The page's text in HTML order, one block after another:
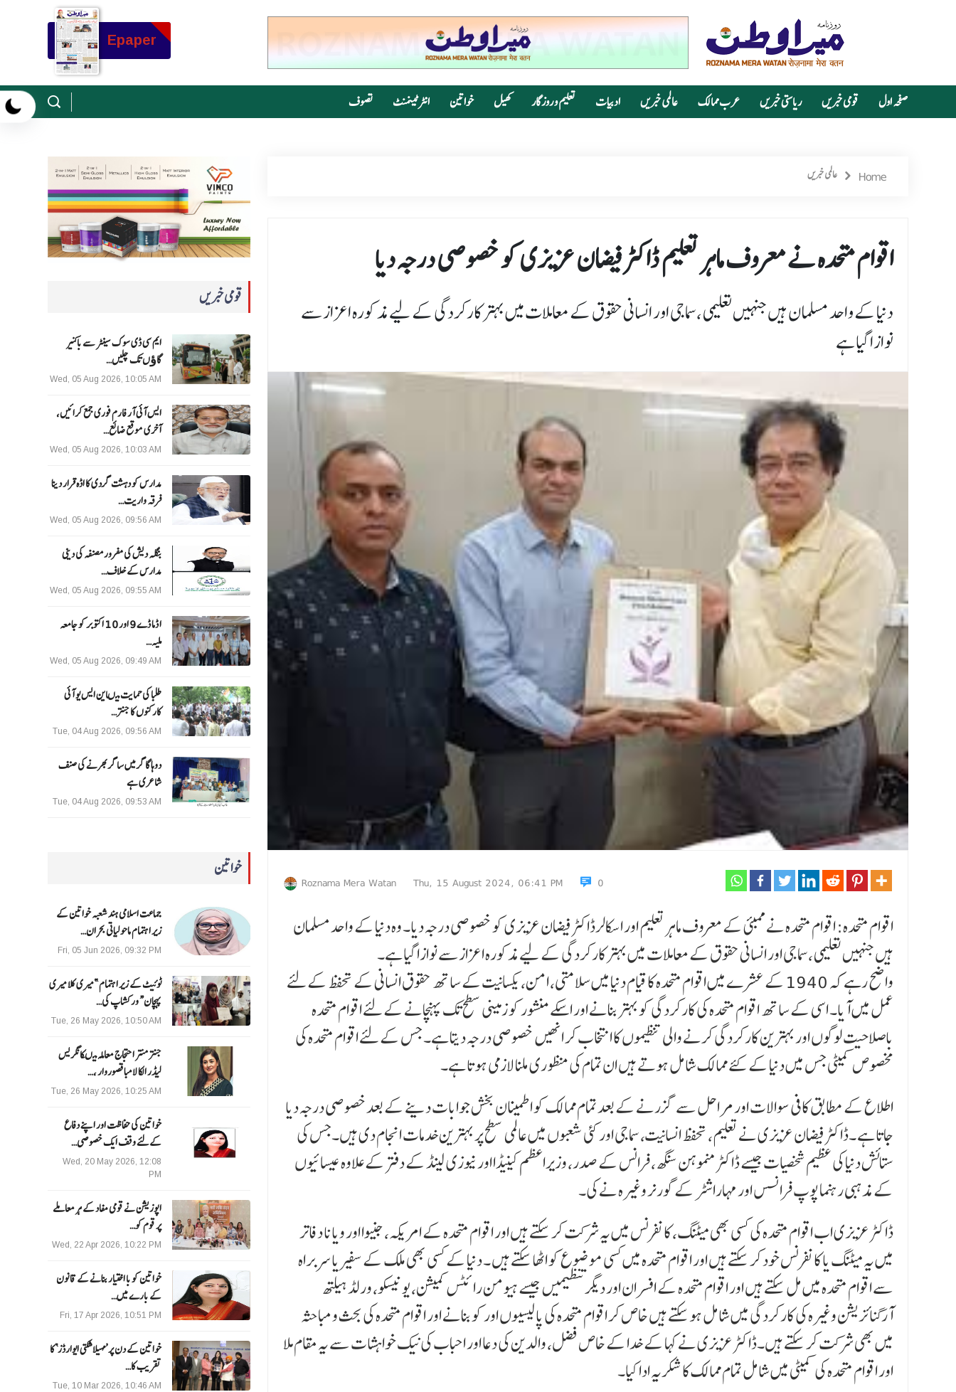
Epaper
صفحہ اول قومی خبریں ریاستی خبریں عرب ممالک عالمی خبریں ادبیات تعلیم و روزگار کھیل خواتین انٹرٹینمنٹ تصوف
قومی خبریں
ایم سی ڈی سوک سینٹر سے باکنیر
گاﺅں تک چلیں…
Wed, 05 Aug 2026, 10:05 AM
ایس آئی آر فارم فوری جمع کرائیں،
آخری موقع ضائع…
Wed, 05 Aug 2026, 10:03 AM
مدارس کو دہشت گردی کا اڈہ قرار دینا
فرقہ واریت…
Wed, 05 Aug 2026, 09:56 AM
بنگلہ دیش کی مفرور مصنفہ کی دینی
مدارس کے خلاف…
Wed, 05 Aug 2026, 09:55 AM
ا ڈما ڈے 9 اور 10 اکتوبر کو جامعہ
ملیہ…
Wed, 05 Aug 2026, 09:49 AM
طلبا کی حمایت میںاین ایس یو آئی
کارکنوں کا جنتر…
Tue, 04 Aug 2026, 09:56 AM
دوہا گاگر میں ساگر بھرنے کی صنف
شاعری ہے
Tue, 04 Aug 2026, 09:53 AM
خواتین
جماعت اسلامی ہند شعبہ خواتین کے
زیر اہتمام ماحولیاتی بحران…
Fri, 05 Jun 2026, 09:32 PM
ٹوئیٹ کے زیر اہتمام ”میری کلا میری
پہچان“ ورکشاپ کی…
Tue, 26 May 2026, 10:50 AM
جنتر منتر احتجاج معاملہ میںکانگریس
لیڈر الکا لامبا قصوروار ،…
Tue, 26 May 2026, 10:25 AM
خواتین کی حفاظت اور اپنے دفاع
کےلئے وقف ایک خصوصی…
Wed, 20 May 2026, 12:08
PM
اپوزیشن نے قومی مفاد کے ہر معاملے
پر قوم کو…
Wed, 22 Apr 2026, 10:22 PM
خواتین کو با اختیار بنانے کے قانون
کے بارے میں…
Fri, 17 Apr 2026, 10:51 PM
خواتین کے دن پر ’مہیلا شکتی ایوارڈز‘ کا
تقریب کا…
Tue, 10 Mar 2026, 10:46 AM
Home عالمی خبریں
اقوام متحدہ نے معروف ماہر تعلیم ڈاکٹر فیضان عزیزی کو خصوصی درجہ دیا
دنیا کے واحد مسلمان ہیں جنہیں تعلیمی ،سماجی اور انسانی حقوق کے معاملات میں بہتر کارکردگی کے لیے مذکورہ اعزازسے
نوازا گیا ہے
Roznama Mera Watan Thu, 15 August 2024, 06:41 PM 0
اقوام متحدہ: اقوام متحدہ نے ممبئی کے معروف ماہر تعلیم اور اسکالرڈاکٹر فیضان عزیزی کو خصوصی درجہ دیا۔ وہ دنیا کے واحد مسلمان
ہیں جنہیں تعلیمی ،سماجی اور انسانی حقوق کے معاملات میں بہتر کارکردگی کے لیے مذکورہ اعزازسے نوازا گیا ہے۔
واضح رہے کہ 1940 کے عشرے میں اقوام متحدہ کا قیام دنیا میں سلامتی، امن، یکسانیت کے ساتھ حقوق انسانی کے تحفظ کے لئے
عمل میں آیا۔ اسی کے ساتھ اقوام متحدہ کی کارکردگی کو بہتر بنانے اور اسکے منشور کو زمینی سطح تک پہنچانے کے لئے اقوام متحدہ
باصلاحیت لوگوں اور بہترین کارکردگی کرنے والی تنظیموں کا انتخاب کر انھیں خصوصی درجہ دیتا ہے۔ جس کے لئے اقوام متحدہ کی
مخصوص کمیٹی جس میں دنیا کے کئے ممالک شامل ہوتے ہیں ان تمام کی منظوری ملنا لازمی ہوتا ہے۔
اطلاع کے مطابق کافی سوالات اور مراحل سے گزرنے کے بعد تمام ممالک کو اطمینان بخش جوابات دینے کے بعدخصوصی درجہ دیا
جاتا ہے ۔ڈاکٹر فیضان عزیزی نے تعلیم، تحفظ انسانیت، سماجی اور کئی شعبوں میں عالمی سطح پر بہترین خدمات انجام دی ہیں۔جس کی
ستائش دنیا کی عظیم شخصیات جیسے ڈاکٹر منموہن سنگھ، فرانس کے صدر، وزیراعظم کینیڈا اور نیوزی لینڈ کے دفتر کے علاوہ عیسائیوں
کے مذہبی رہنما پوپ فرانسس اور مہاراشٹر کے گورنر وغیرہ نے کی۔
ڈاکٹر عزیزی اب اقوام متحدہ کی کسی بھی میٹنگ، کانفرنس میں یہ شرکت کر سکتے ہیں اور اقوام متحدہ کے امریکہ، جنیوا اور ویانا دفاتر
میں یہ میٹنگ یا کانفرنس خود کر سکتے ہیں اور اقوام متحدہ میں کسی موضوع کو اٹھا سکتے ہیں ۔ دنیا کے کسی بھی ملک کے سفیر یا سربراہ
سے اقوام متحدہ میں مل سکتے ہیں اور اقوام متحدہ کے افسران اور دیگر تنظیمیں جیسے ہیومن رائٹس کمیشن، یونیسکو، ورلڈ ہیلتھ
آرگنائزیشن وغیرہ کی کارکردگی میں شامل ہوسکتے ہیں خاص کر اقوام متحدہ کی پالیسیوں اور کو بنانے اور اقوام متحدہ کی بحث و مباحثہ
میں بھی شرکت کر سکتے ہیں۔ڈاکٹر عزیزی نے کہا کے خدا کے خاص فضل، والدین کی دعا اور احباب کی نیک خواہشات سے یہ مقام ملا
اور اقوام متحدہ کی کمیٹی میں شامل تمام ممالک کا شکریہ ادا کیا۔